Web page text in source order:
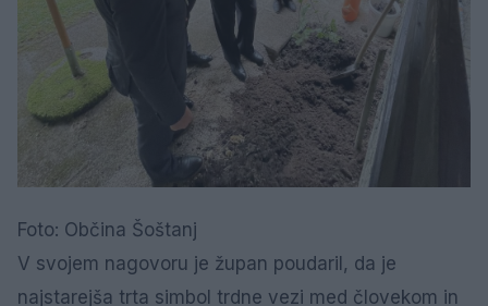
Foto: Občina Šoštanj
V svojem nagovoru je župan poudaril, da je
najstarejša trta simbol trdne vezi med človekom in